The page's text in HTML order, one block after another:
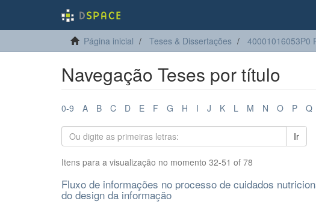
Página inicial Teses & Dissertações 40001016053P0
Navegação Teses por título
0-9 A B C D E F G H I J K L M N O P Q
Ir
Itens para a visualização no momento 32-51 of 78
Fluxo de informações no processo de cuidados
do design da informação